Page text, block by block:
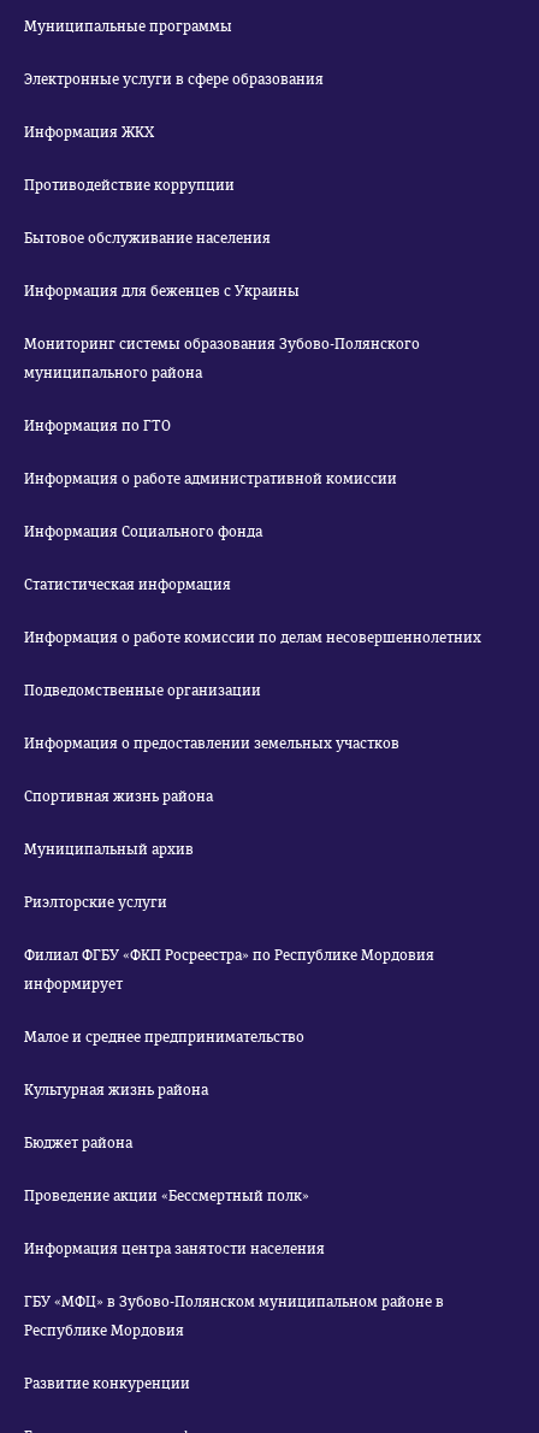
Муниципальные программы
Электронные услуги в сфере образования
Информация ЖКХ
Противодействие коррупции
Бытовое обслуживание населения
Информация для беженцев с Украины
Мониторинг системы образования Зубово-Полянского
муниципального района
Информация по ГТО
Информация о работе административной комиссии
Информация Социального фонда
Статистическая информация
Информация о работе комиссии по делам несовершеннолетних
Подведомственные организации
Информация о предоставлении земельных участков
Спортивная жизнь района
Муниципальный архив
Риэлторские услуги
Филиал ФГБУ «ФКП Росреестра» по Республике Мордовия
информирует
Малое и среднее предпринимательство
Культурная жизнь района
Бюджет района
Проведение акции «Бессмертный полк»
Информация центра занятости населения
ГБУ «МФЦ» в Зубово-Полянском муниципальном районе в
Республике Мордовия
Развитие конкуренции